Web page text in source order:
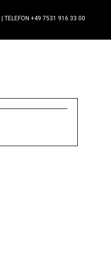
TELEFON +49 7531 916 33 00